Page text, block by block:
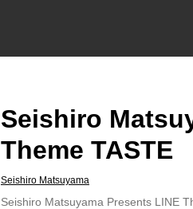
Seishiro
Theme TASTE
Seishiro Matsuyama
Seishiro Matsuyama Presents LINE